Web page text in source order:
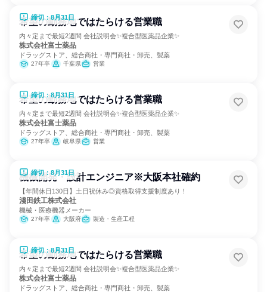
締切：8月31日
希望の勤務地ではたらける営業職
内々定まで最短2週間 会社説明会✨複合型医薬品企業✨
株式会社富士薬品
ドラッグストア、総合商社・専門商社・卸売、製薬
27年卒 千葉県 営業
締切：8月31日
希望の勤務地ではたらける営業職
内々定まで最短2週間 会社説明会✨複合型医薬品企業✨
株式会社富士薬品
ドラッグストア、総合商社・専門商社・卸売、製薬
27年卒 岐阜県 営業
締切：8月31日
機械開発・設計エンジニア※大阪本社確約
【年間休日130日】土日祝休み◎資格取得支援制度あり！
淺田鉄工株式会社
機械・医療機器メーカー
27年卒 大阪府 製造・生産工程
締切：8月31日
希望の勤務地ではたらける営業職
内々定まで最短2週間 会社説明会✨複合型医薬品企業✨
株式会社富士薬品
ドラッグストア、総合商社・専門商社・卸売、製薬